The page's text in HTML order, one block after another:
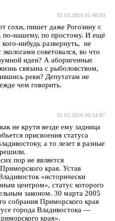
01.03.2016 01:40:03
сохи, пишет даже Рогозину с
нашему, по простому. И ещё
нибудь развернуть, не
советовался, во что
идеи? А аборигенные
связана с рыболовством,
реки? Депутатам не
чем говорить.
01.03.2016 09:54:07
не крути везде ему задница
присвоения статуса
а то лезет в разные
пор не является
края. Устав
«исторически
центром», статус которого
законом. 30 марта 2005
собрания Приморского края
города Владивостока —
края».